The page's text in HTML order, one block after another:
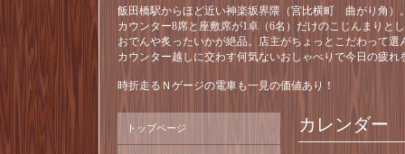
飯田橋駅からほど近い神楽坂界隈（宮比横町 曲がり角）
カウンター8席と座敷席が1卓（6名）だけのこじんまりと
おでんや炙ったいかが絶品。店主がちょっとこだわって
カウンター越しに交わす何気ないおしゃべりで今日の疲れ
時折走るＮゲージの電車も一見の価値あり！
カレンダー
トップページ